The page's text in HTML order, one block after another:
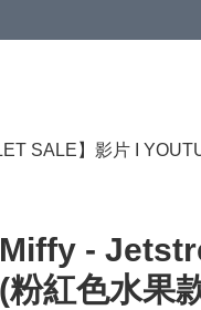
SALE】 影片 I
Miffy -
(粉紅色水果